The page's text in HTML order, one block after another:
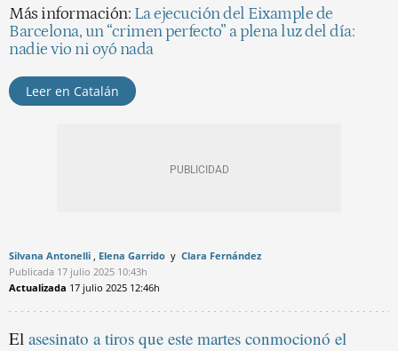
Más información: La ejecución del Eixample de
Barcelona, un “crimen perfecto” a plena luz del día:
nadie vio ni oyó nada
Leer en Catalán
Silvana Antonelli Elena Garrido
Clara Fernández
Publicada 17 julio 2025 10:43h
Actualizada 17 julio 2025 12:46h
El asesinato a tiros que este martes conmocionó el